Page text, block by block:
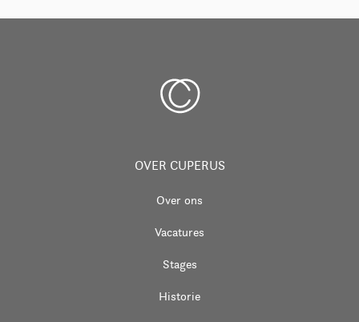
OVER CUPERUS
Over ons
Vacatures
Stages
Historie